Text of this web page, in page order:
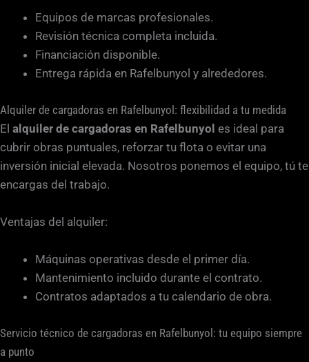
Equipos de marcas profesionales.
Revisión técnica completa incluida.
Financiación disponible.
Entrega rápida en Rafelbunyol y alrededores.
Alquiler de cargadoras en Rafelbunyol: flexibilidad a tu medida
El alquiler de cargadoras en Rafelbunyol es ideal para
cubrir obras puntuales, reforzar tu flota o evitar una
inversión inicial elevada. Nosotros ponemos el equipo, tú te
encargas del trabajo.
Ventajas del alquiler:
Máquinas operativas desde el primer día.
Mantenimiento incluido durante el contrato.
Contratos adaptados a tu calendario de obra.
Servicio técnico de cargadoras en Rafelbunyol: tu equipo siempre
a punto